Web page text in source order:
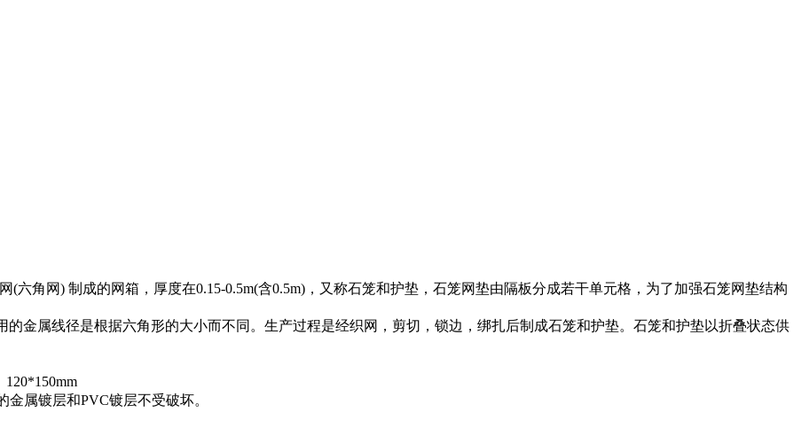
六角网) 制成的网箱，厚度在0.15-0.5m(含0.5m)，又称石笼和护垫，石笼网垫由隔板分成若干单元格，为了加强石笼网垫结构
金属线径是根据六角形的大小而不同。生产过程是经织网，剪切，锁边，绑扎后制成石笼和护垫。石笼和护垫以折叠状态供
120*150mm
属镀层和PVC镀层不受破坏。